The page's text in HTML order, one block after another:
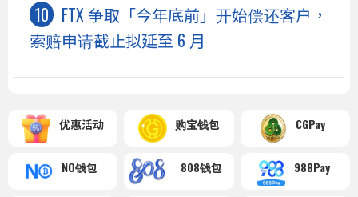
FTX 争取「今年底前」开始偿还客户，
索赔申请截止拟延至 6 月
优惠活动 购宝钱包 CGPay
NO钱包 808钱包 988Pay